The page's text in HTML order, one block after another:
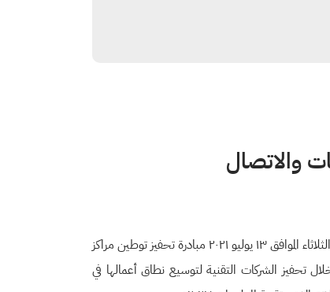
والاتصال
تحت رعاية معالي نائب وزير الاتصالات وتقنية المعلومات المهندس هيثم بن عبدالرحمن العوهلي، أطلقت وزارة الاتصالات وتقنية المعلومات اليوم الثلاثاء الموافق ١٣ يوليو ٢٠٢١ مبادرة تحفيز توطين مراكز
تحفيز الشركات التقنية لتوسيع نطاق أعمالها في